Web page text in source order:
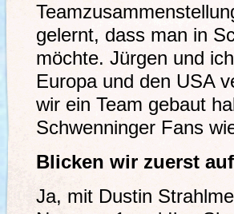
gelernt, dass man in
möchte. Jürgen und
Europa und den USA
wir ein Team gebaut
Schwenninger Fans
Blicken wir zuerst
Ja, mit Dustin